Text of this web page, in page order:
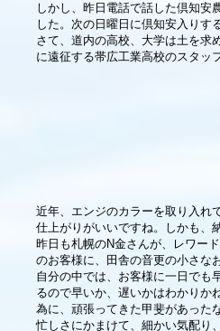
しかし、昨日電話で話した倶知安
した。次の日曜日に倶知安入りす
さて、道内の高校、大学は土を求
に遠征する帯広工業高校のスタッ
近年、エンジのカラーを取り入れ
仕上がりがいいですね。しかも、
昨日も札幌のN金さんが、レワー
のお客様に、田舎の音更の小さな
自分の中では、お客様に一日でも
るので早いか、遅いかはわかりか
為に、頑張ってきた甲斐があった
忙しさにかまけて、細かい気配り